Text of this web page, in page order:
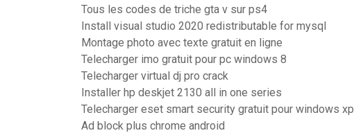
Tous les codes de triche gta v sur ps4
Install visual studio 2020 redistributable for mysql
Montage photo avec texte gratuit en ligne
Telecharger imo gratuit pour pc windows 8
Telecharger virtual dj pro crack
Installer hp deskjet 2130 all in one series
Telecharger eset smart security gratuit pour windows xp
Ad block plus chrome android